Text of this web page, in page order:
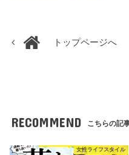
トップページへ
RECOMMEND こちらの記
女性ライフスタイル